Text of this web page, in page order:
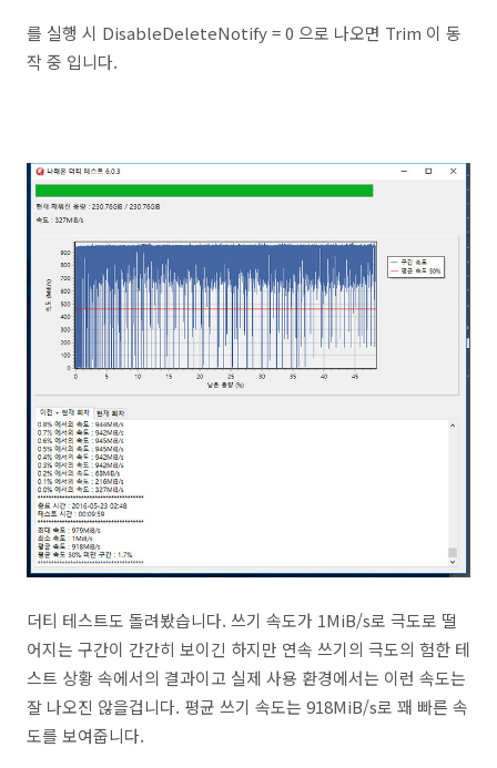
를 실행 시 DisableDeleteNotify = 0 으로 나오면 Trim 이 동
작 중 입니다.
더티 테스트도 돌려봤습니다. 쓰기 속도가 1MiB/s로 극도로 떨
어지는 구간이 간간히 보이긴 하지만 연속 쓰기의 극도의 험한 테
스트 상황 속에서의 결과이고 실제 사용 환경에서는 이런 속도는
잘 나오진 않을겁니다. 평균 쓰기 속도는 918MiB/s로 꽤 빠른 속
도를 보여줍니다.